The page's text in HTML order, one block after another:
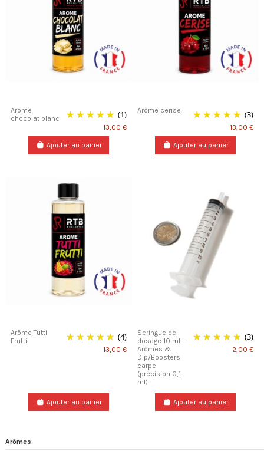
Arôme
chocolat blanc
(1)
13,00 €
Ajouter au panier
Arôme cerise (3)
13,00 €
Ajouter au panier
Arôme Tutti
Frutti
(4)
13,00 €
Ajouter au panier
Seringue de
dosage 10 ml –
Arômes &
Dip/Boosters
carpe
(précision 0,1
ml)
(3)
2,00 €
Ajouter au panier
Arômes